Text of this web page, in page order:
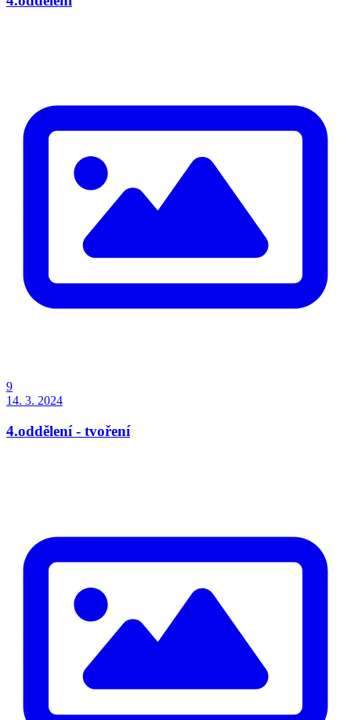
9
14. 3. 2024
4.oddělení - tvoření